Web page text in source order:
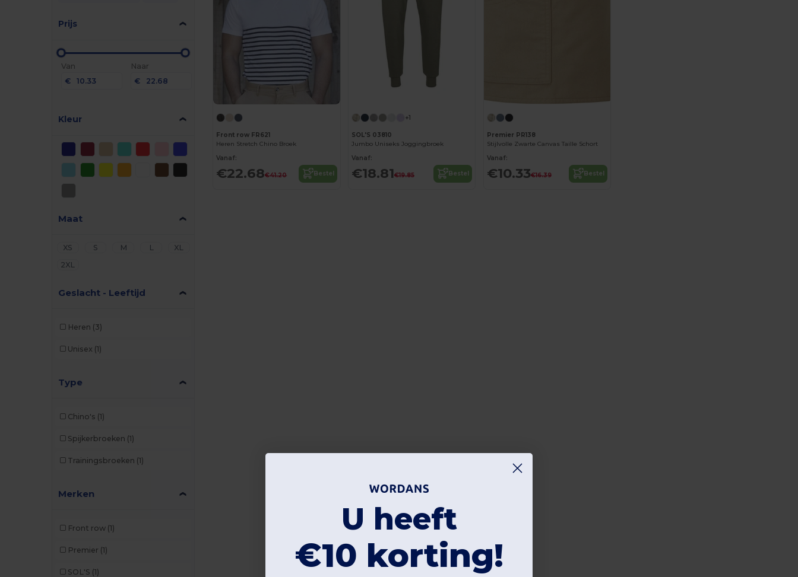
Prijs
Van
€
Naar
€
Kleur
Maat
XS S M L
XL
2XL
Geslacht - Leeftijd
Heren (3)
Unisex (1)
Type
Chino's (1)
Spijkerbroeken (1)
Trainingsbroeken (1)
Merken
Front row (1)
Premier (1)
SOL'S (1)
Front row FR621
Heren Stretch Chino Broek
Vanaf:
€22.68€41.20 Bestel
+1
SOL'S 03810
Jumbo Uniseks Joggingbroek
Vanaf:
€18.81€19.85 Bestel
Premier PR138
Stijlvolle Zwarte Canvas Taille Schort
Vanaf:
€10.33€16.39 Bestel
U heeft
€10 korting!